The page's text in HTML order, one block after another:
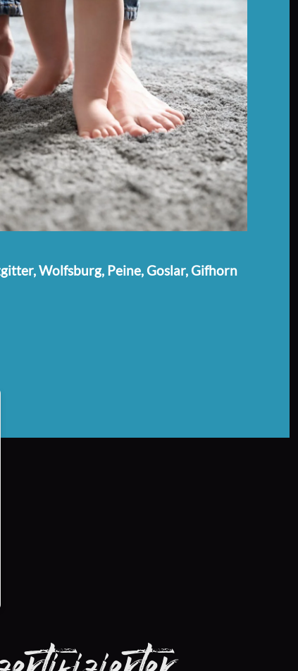
Wolfsburg, Peine, Goslar, Gifhorn